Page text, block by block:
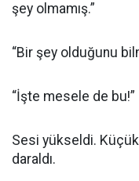
şey olmamış.”
“Bir şey olduğunu
“İşte mesele de bu!”
Sesi yükseldi. Küçük
daraldı.